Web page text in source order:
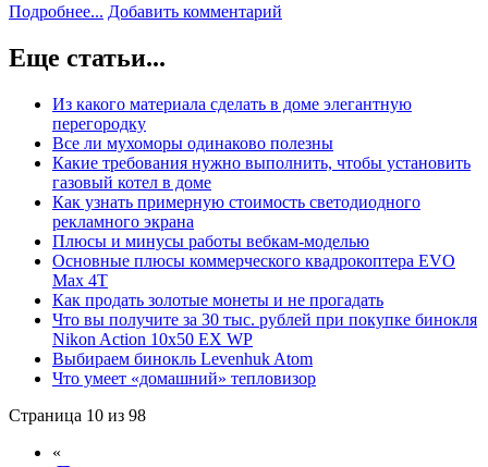
Подробнее... Добавить комментарий
Еще статьи...
Из какого материала сделать в доме элегантную
перегородку
Все ли мухоморы одинаково полезны
Какие требования нужно выполнить, чтобы установить
газовый котел в доме
Как узнать примерную стоимость светодиодного
рекламного экрана
Плюсы и минусы работы вебкам-моделью
Основные плюсы коммерческого квадрокоптера EVO
Max 4T
Как продать золотые монеты и не прогадать
Что вы получите за 30 тыс. рублей при покупке бинокля
Nikon Action 10x50 EX WP
Выбираем бинокль Levenhuk Atom
Что умеет «домашний» тепловизор
Страница 10 из 98
«